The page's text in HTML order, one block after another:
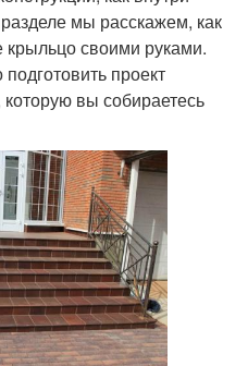
мы расскажем, как
крыльцо своими руками.
проект
которую вы собираетесь